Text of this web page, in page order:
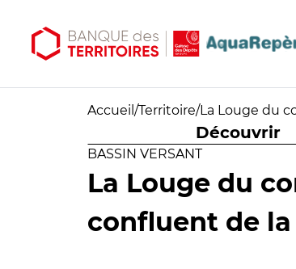
Accueil /Territoire/La Louge du
Découvrir
BASSIN VERSANT
La Louge du
confluent de la